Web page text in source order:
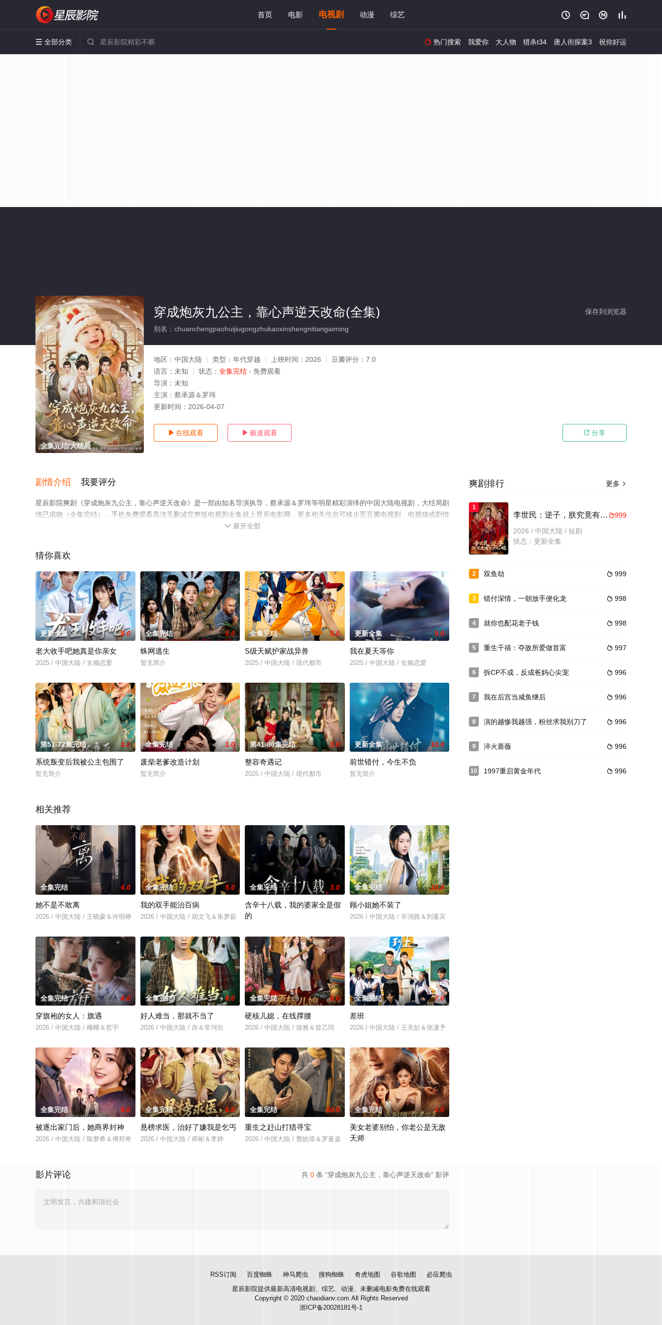
首页 电影 电视剧 动漫 综艺    
 全部分类   热门搜索 我爱你 大人物 猎杀t34 唐人街探案3 祝你好运
全集完结/大结局
保存到浏览器
穿成炮灰九公主，靠心声逆天改命(全集)
别名：chuanchengpaohuijiugongzhukaoxinshengnitiangaiming
地区： 中国大陆 类型： 年代穿越 上映时间： 2026 豆瓣评分： 7.0
语言： 未知 状态： 全集完结 - 免费观看
导演： 未知
主演： 蔡承源＆罗玮
更新时间： 2026-04-07
 在线观看  极速观看  分享
剧情介绍 我要评分
星辰影院爽剧《穿成炮灰九公主，靠心声逆天改命》是一部由知名导演执导，蔡承源＆罗玮等明星精彩演绎的中国大陆电视剧，大结局剧
情已揭晓（全集完结），手机免费观看高清无删减完整版电视剧全集就上星辰电影网，更多相关信息可移步至豆瓣电视剧、电视猫或剧情
 展开全部
猜你喜欢
更新全集 8.0
老大收手吧她真是你亲女
2025 / 中国大陆 / 女频恋爱
全集完结 5.0
蛛网逃生
暂无简介
全集完结 5.0
S级天赋护家战异兽
2025 / 中国大陆 / 现代都市
更新全集 9.0
我在夏天等你
2025 / 中国大陆 / 女频恋爱
第51-72集完结 3.0
系统叛变后我被公主包围了
暂无简介
全集完结 1.0
废柴老爹改造计划
暂无简介
第41-80集完结 3.0
整容奇遇记
2025 / 中国大陆 / 现代都市
更新全集 10.0
前世错付，今生不负
暂无简介
相关推荐
全集完结 4.0
她不是不敢离
2026 / 中国大陆 / 王晓蒙＆许明铮
全集完结 5.0
我的双手能治百病
2026 / 中国大陆 / 胡文飞＆朱梦茹
全集完结 3.0
含辛十八载，我的婆家全是假
的
全集完结 10.0
顾小姐她不装了
2026 / 中国大陆 / 辛润茜＆刘蕙宾
全集完结 4.0
穿旗袍的女人：旗遇
2026 / 中国大陆 / 椰椰＆哲宇
全集完结 8.0
好人难当，那就不当了
2026 / 中国大陆 / 亦＆常珂欣
全集完结 8.0
硬核儿媳，在线撑腰
2026 / 中国大陆 / 游雅＆曾乙同
全集完结 7.0
差班
2026 / 中国大陆 / 王关彭＆张潇予
全集完结 9.0
被逐出家门后，她商界封神
2026 / 中国大陆 / 陈梦希＆傅邦奇
全集完结 6.0
悬榜求医，治好了嫌我是乞丐
2026 / 中国大陆 / 师彬＆李婷
全集完结 10.0
重生之赶山打猎寻宝
2026 / 中国大陆 / 曹皓添＆罗曼嘉
全集完结 1.0
美女老婆别怕，你老公是无敌
天师
共 0 条 “穿成炮灰九公主，靠心声逆天改命” 影评
影片评论
更多 
爽剧排行
1
999
李世民：逆子，朕究竟有多少儿媳
2026 / 中国大陆 / 短剧
状态：更新全集
2  999
双鱼劫
3  998
错付深情，一朝放手便化龙
4  998
就你也配花老子钱
5  997
重生千禧：夺敌所爱做首富
6  996
拆CP不成，反成爸妈心尖宠
7  996
我在后宫当咸鱼继后
8  996
演的越惨我越强，粉丝求我别刀了
9  996
淬火蔷薇
10  996
1997重启黄金年代
RSS订阅 百度蜘蛛 神马爬虫 搜狗蜘蛛 奇虎地图 谷歌地图
必应爬虫
星辰影院提供最新高清电视剧、综艺、动漫、未删减电影免费在线观看
Copyright © 2020 chaodianv.com All Rights Reserved
浙ICP备20028181号-1